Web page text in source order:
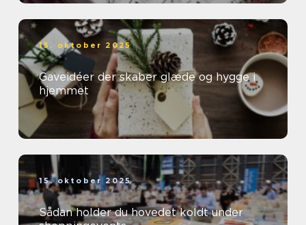
15. oktober 2025
Gaveidéer der skaber glæde og hygge i
hjemmet
15. oktober 2025
Sådan holder du hovedet koldt under